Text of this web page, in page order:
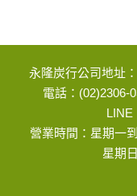
永隆炭行公司地址
電話：(02)2306-
LINE
營業時間：星期一
星期